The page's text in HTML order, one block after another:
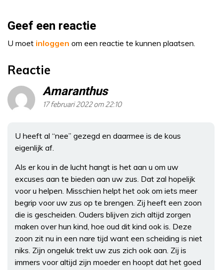
Geef een reactie
U moet inloggen om een reactie te kunnen plaatsen.
Reactie
Amaranthus
17 februari 2022 om 22:10
U heeft al “nee” gezegd en daarmee is de kous
eigenlijk af.
Als er kou in de lucht hangt is het aan u om uw
excuses aan te bieden aan uw zus. Dat zal hopelijk
voor u helpen. Misschien helpt het ook om iets meer
begrip voor uw zus op te brengen. Zij heeft een zoon
die is gescheiden. Ouders blijven zich altijd zorgen
maken over hun kind, hoe oud dit kind ook is. Deze
zoon zit nu in een nare tijd want een scheiding is niet
niks. Zijn ongeluk trekt uw zus zich ook aan. Zij is
immers voor altijd zijn moeder en hoopt dat het goed